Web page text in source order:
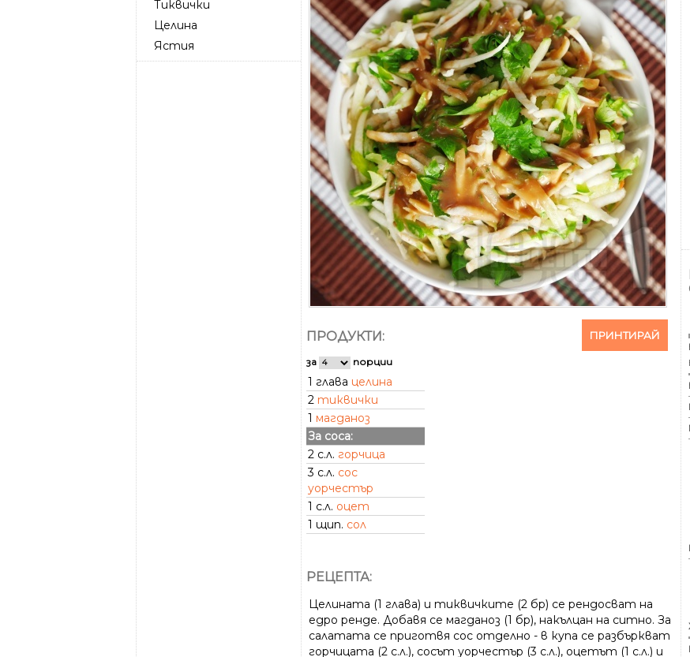
Тиквички
Целина
Ястия
ПРИНТИРАЙ
ПРОДУКТИ:
за порции
1 глава целина
2 тиквички
1 магданоз
За соса:
2 с.л. горчица
3 с.л. сос
уорчестър
1 с.л. оцет
1 щип. сол
РЕЦЕПТА:
Целината (1 глава) и тиквичките (2 бр) се рендосват на
едро ренде. Добавя се магданоз (1 бр), накълцан на ситно. За
салатата се приготвя сос отделно - в купа се разбъркват
горчицата (2 с.л.), сосът уорчестър (3 с.л.), оцетът (1 с.л.) и